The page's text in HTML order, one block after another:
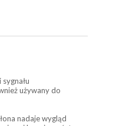
używany do
nadaje wygląd